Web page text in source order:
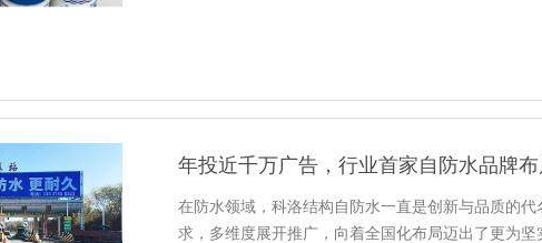
年投近千万广告，行业首家自防水品牌
在防水领域，科洛结构自防水一直是创新与品质的
求，多维度展开推广，向着全国化布局迈出了更为坚